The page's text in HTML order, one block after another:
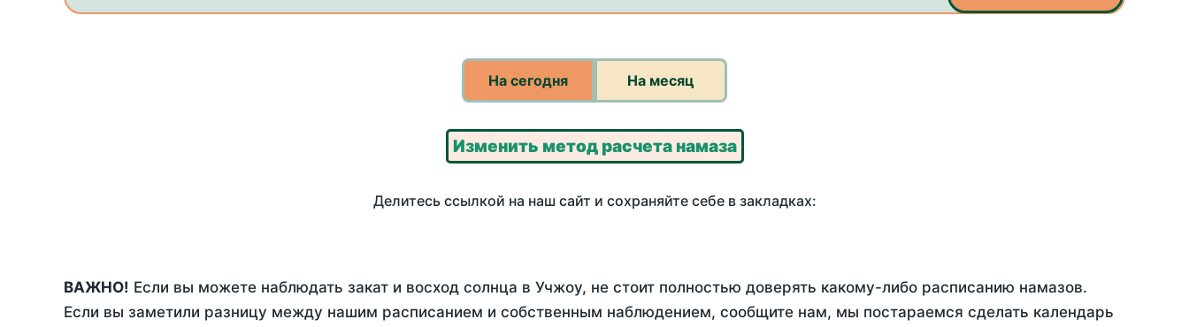
На сегодня На месяц
Изменить метод расчета намаза
Делитесь ссылкой на наш сайт и сохраняйте себе в закладках:
ВАЖНО! Если вы можете наблюдать закат и восход солнца в Учжоу, не стоит полностью доверять какому-либо расписанию намазов.
Если вы заметили разницу между нашим расписанием и собственным наблюдением, сообщите нам, мы постараемся сделать календарь